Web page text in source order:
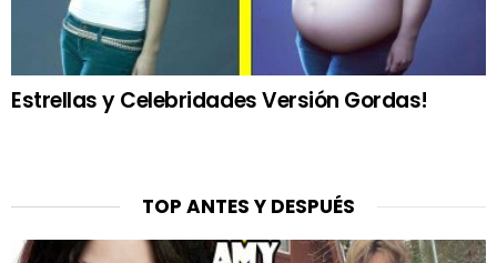
Estrellas y Celebridades Versión Gordas!
TOP ANTES Y DESPUÉS